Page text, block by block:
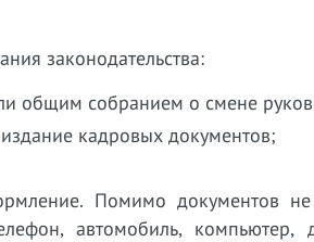
законодательства:
общим собранием о смене
кадровых документов;
Помимо документов не
автомобиль, компьютер,